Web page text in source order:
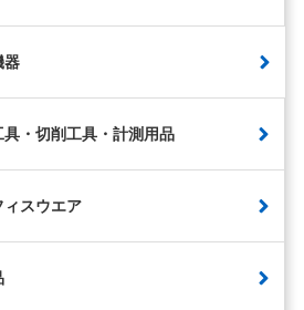
器
・切削工具・計測用品
ィスウエア